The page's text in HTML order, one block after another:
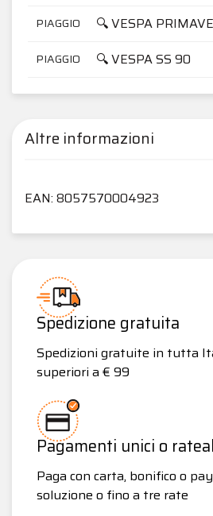
PIAGGIO 🔍 VESPA
PIAGGIO 🔍 VESPA SS 90
Altre informazioni
EAN: 8057570004923
Spedizione gratuita
Spedizioni gratuite in tutta
superiori a € 99
Pagamenti unici o
Paga con carta, bonifico o
soluzione o fino a tre rate